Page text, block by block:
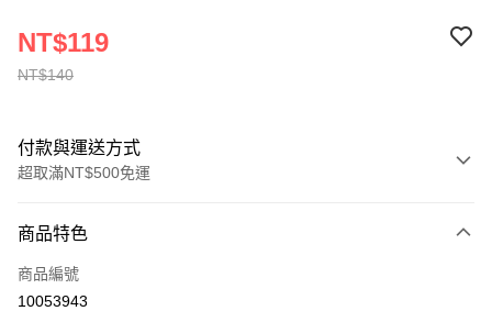
NT$140
NT$119
付款與運送方式
超取滿NT$500免運
信用卡一次付款
超商取貨付款
商品特色
商品編號
10053943